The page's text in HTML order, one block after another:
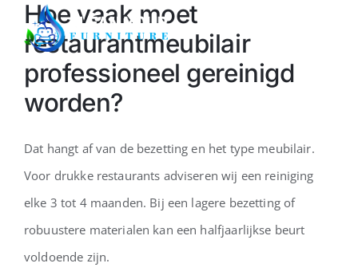
content
Home
Sectoren
Demo
Hoe vaak moet
restaurantmeubilair
professioneel gereinigd
worden?
Dat hangt af van de bezetting en het type meubilair.
Voor drukke restaurants adviseren wij een reiniging
elke 3 tot 4 maanden. Bij een lagere bezetting of
robuustere materialen kan een halfjaarlijkse beurt
voldoende zijn.